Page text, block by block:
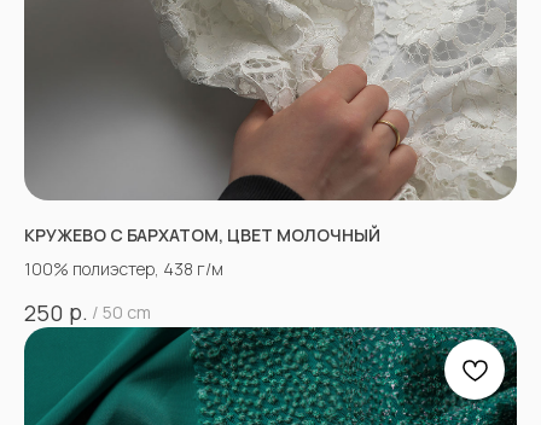
КРУЖЕВО С БАРХАТОМ, ЦВЕТ МОЛОЧНЫЙ
100% полиэстер, 438 г/м
250 р. / 50 cm